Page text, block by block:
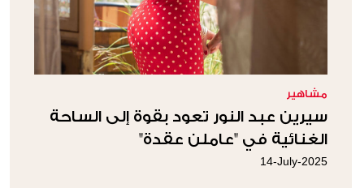
مشاهير
سيرين عبد النور تعود بقوة إلى الساحة
الغنائية في "عاملن عقدة"
14-July-2025